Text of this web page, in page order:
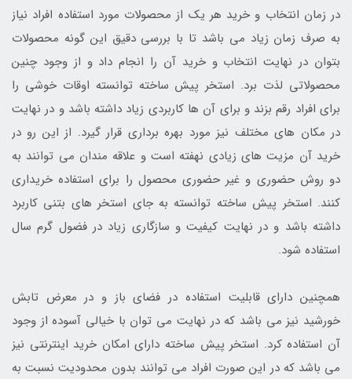
در زمان انتخاب و خرید هر یک از محصولات مورد استفاده افراد نیاز
به صرف زمان زیاد می باشد تا با بررسی دقیق این گونه محصولات
بتوان در نهایت انتخاب و خرید آن را انجام داد و از وجود چنین
محصولاتی لذت برد. استخر پیش ساخته توانسته اوقات خوشی را
برای افراد رقم بزند و برای آن ها کاربردی زیاد داشته باشد و در نهایت
در مکان های مختلف نیز مورد بهره برداری قرار گیرد. از این رو در
خرید آن مزیت های زیادی نهفته است و علاقه مندان می توانند به
دو روش حضوری و غیر حضوری محصول را برای استفاده خریداری
کنند. استخر پیش ساخته توانسته به جای استخر های بتنی کاربرد
داشته باشد و در نهایت کیفیت و سازگاری زیاد در فضول گرم سال
استفاده شود.
همچنین دارای قابلیت استفاده در فضای باز و در معرض تابش
خورشید نیز می باشد که در نهایت می توان با خیالی آسوده از وجود
آن استفاده کرد. استخر پیش ساخته دارای امکان خرید اینترنتی نیز
می باشد که در این صورت افراد می توانند بدون محدودیت نسبت به